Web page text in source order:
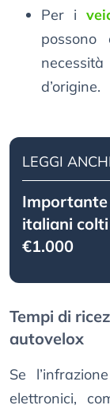
Per i
d’origine.
LEGGI
italiani
€1.000
Tempi di
autovelox
Se
elettronici,